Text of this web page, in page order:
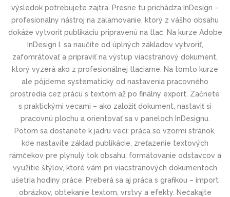
výsledok potrebujete zajtra. Presne tu prichádza InDesign –
profesionálny nástroj na zalamovanie, ktorý z vášho obsahu
dokáže vytvoriť publikáciu pripravenú na tlač. Na kurze Adobe
InDesign I. sa naučíte od úplných základov vytvoriť,
zafomrátovať a pripraviť na výstup viacstranový dokument,
ktorý vyzerá ako z profesionálnej tlačiarne. Na tomto kurze
ale pôjdeme systematicky od nastavenia pracovného
prostredia cez prácu s textom až po finálny export. Začnete
s praktickými vecami – ako založiť dokument, nastaviť si
pracovnú plochu a orientovať sa v paneloch InDesignu.
Potom sa dostanete k jadru veci: práca so vzormi stránok,
kde nastavíte základ publikácie, zreťazenie textových
rámčekov pre plynulý tok obsahu, formátovanie odstavcov a
využitie štýlov, ktoré vám pri viacstranových dokumentoch
ušetria hodiny práce. Preberá sa aj práca s grafikou – import
obrázkov, obtekanie textom, vrstvy a efekty. Nečakajte